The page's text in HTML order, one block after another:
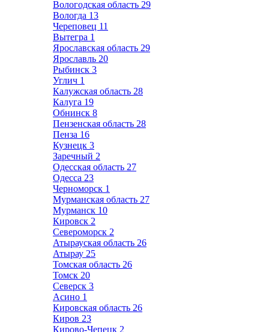
Вологодская область 29
Вологда 13
Череповец 11
Вытегра 1
Ярославская область 29
Ярославль 20
Рыбинск 3
Углич 1
Калужская область 28
Калуга 19
Обнинск 8
Пензенская область 28
Пенза 16
Кузнецк 3
Заречный 2
Одесская область 27
Одесса 23
Черноморск 1
Мурманская область 27
Мурманск 10
Кировск 2
Североморск 2
Атырауская область 26
Атырау 25
Томская область 26
Томск 20
Северск 3
Асино 1
Кировская область 26
Киров 23
Кирово-Чепецк 2